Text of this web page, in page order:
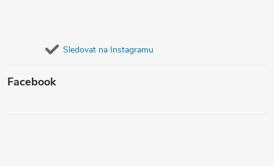
Sledovat na Instagramu
Facebook